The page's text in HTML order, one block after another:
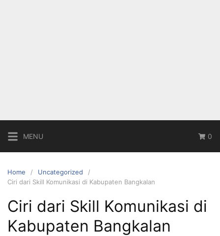
MENU 0
Home
Uncategorized
Ciri dari Skill Komunikasi di Kabupaten Bangkalan
Ciri dari Skill Komunikasi di
Kabupaten Bangkalan